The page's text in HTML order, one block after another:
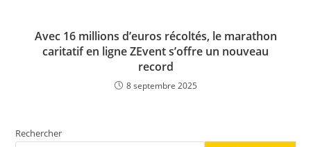
Avec 16 millions d’euros récoltés, le marathon
caritatif en ligne ZEvent s’offre un nouveau
record
8 septembre 2025
Rechercher